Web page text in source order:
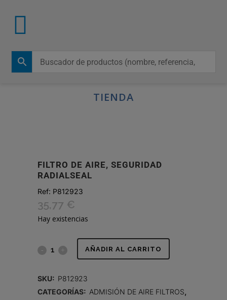
TIENDA
FILTRO DE AIRE, SEGURIDAD
RADIALSEAL
Ref: P812923
35,77 €
Hay existencias
FILTRO AÑADIR AL CARRITO
SKU: P812923
CATEGORÍAS: ADMISIÓN DE AIRE FILTROS